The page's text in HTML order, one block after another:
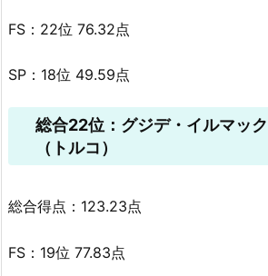
FS：22位 76.32点
SP：18位 49.59点
総合22位：グジデ・イルマッ
（トルコ）
総合得点：123.23点
FS：19位 77.83点